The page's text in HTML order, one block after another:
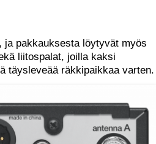
ja pakkauksesta löytyvät myös
liitospalat, joilla kaksi
täysleveää räkkipaikkaa varten.